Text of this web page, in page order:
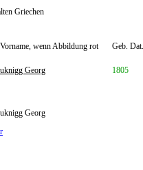
Griechen
wenn Abbildung rot Geb.
Georg 1805
Georg